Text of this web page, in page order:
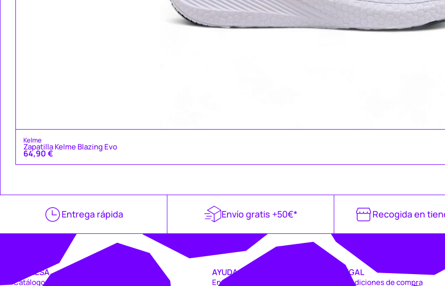
Kelme
Zapatilla Kelme Blazing Evo
64,90€
Entrega rápida Envío gratis +50€* Recogida en
EMPRESA
Catálogo
AYUDA
Envío
LEGAL
Condiciones de compra